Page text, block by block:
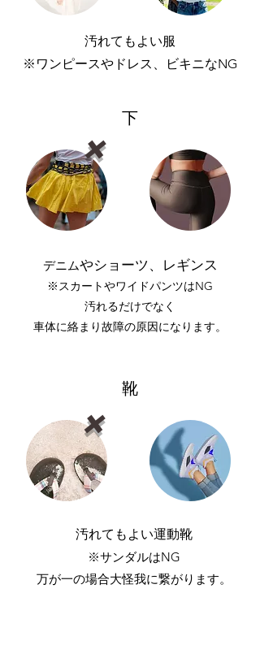
汚れてもよい服
​※ワンピースやドレス、ビキニなNG
下
​❌
デニムやショーツ、レギンス
※スカートやワイドパンツはNG
​汚れるだけでなく
車体に絡まり故障の原因になります。
靴
​❌
汚れてもよい運動靴
※サンダルはNG
​万が一の場合大怪我に繋がります。